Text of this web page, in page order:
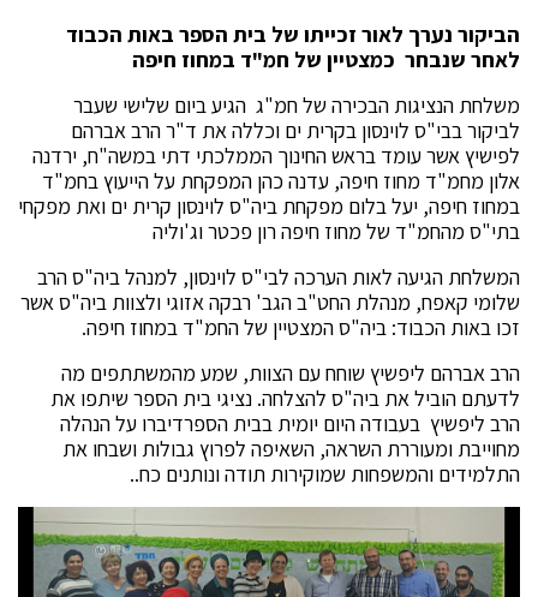
הביקור נערך לאור זכייתו של בית הספר באות הכבוד
לאחר שנבחר כמצטיין של חמ"ד במחוז חיפה
משלחת הנציגות הבכירה של חמ"ג הגיע ביום שלישי שעבר
לביקור בבי"ס לוינסון בקרית ים וכללה את ד"ר הרב אברהם
לפישיץ אשר עומד בראש החינוך הממלכתי דתי במשה"ח, ירדנה
אלון מחמ"ד מחוז חיפה, עדנה כהן המפקחת על הייעוץ בחמ"ד
במחוז חיפה, יעל בלום מפקחת ביה"ס לוינסון קרית ים ואת מפקחי
בתי"ס מהחמ"ד של מחוז חיפה רון פכטר וג'וליה
המשלחת הגיעה לאות הערכה לבי"ס לוינסון, למנהל ביה"ס הרב
שלומי קאפח, מנהלת החט"ב הגב' רבקה אזוגי ולצוות ביה"ס אשר
זכו באות הכבוד: ביה"ס המצטיין של החמ"ד במחוז חיפה.
הרב אברהם ליפשיץ שוחח עם הצוות, שמע מהמשתתפים מה
לדעתם הוביל את ביה"ס להצלחה. נציגי בית הספר שיתפו את
הרב ליפשיץ בעבודה היום יומית בבית הספרדיברו על הנהלה
מחוייבת ומעוררת השראה, השאיפה לפרוץ גבולות ושבחו את
התלמידים והמשפחות שמוקירות תודה ונותנים כח..